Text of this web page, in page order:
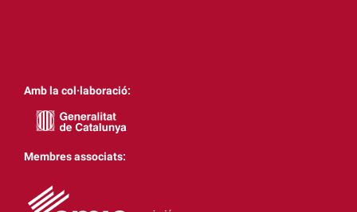
Amb la col·laboració:
Membres associats: